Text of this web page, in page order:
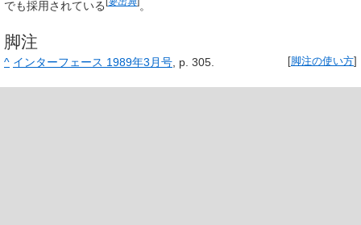
でも採用されている
。
脚注
脚注の使い方
^ インターフェース 1989年3月号 , p. 305.